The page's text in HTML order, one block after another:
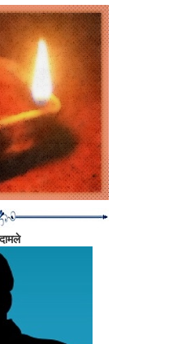
घेता यावं, त्यांना स्वत:च्या पायावर
बडवे यांना बाया कर्वे पुरस्कारासह
ओळखीपेक्षा खूप काही अधिक
वाचण्याआधी एक महत्त्वाचं. या
अठरा वर्षं त्यांचा लढा सुरू आहे. या
यशोगाथेचं, इथल्या मुलांच्या
वर्णन प्रामुख्यानं आहे. पण 'निवांत'च्या
बाजू आहे ती अविरत आणि प्रचंड
जगण्यासाठीची, शिक्षण
रोज लढली जाते. 'निवांत' कायम हसतमुख
लोकांसमोर फारशी येत नाही. या
मनस्तापांचे, अपमानांचे, अवहेलनांचे
भेदून सर्वांना जगण्याचं बळ, जिद्द आणि